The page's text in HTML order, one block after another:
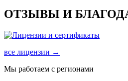
ОТЗЫВЫ И
все лицензии →
Мы работаем с регионами